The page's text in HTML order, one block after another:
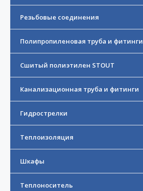
Резьбовые соединения
Полипропиленовая труба и фитинги
Сшитый полиэтилен STOUT
Канализационная труба и фитинги
Гидрострелки
Теплоизоляция
Шкафы
Теплоноситель